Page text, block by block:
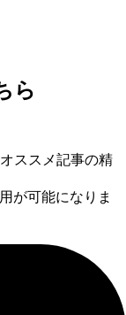
ら
ススメ記事の精
が可能になりま